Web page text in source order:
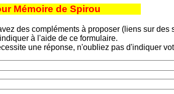
Mémoire de Spirou
des compléments à proposer (liens sur des
à l'aide de ce formulaire.
une réponse, n'oubliez pas d'indiquer